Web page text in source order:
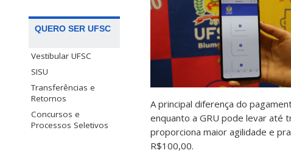
QUERO SER UFSC
Vestibular UFSC
SISU
Transferências e
Retornos
Concursos e
Processos Seletivos
A principal diferença do
enquanto a GRU pode levar até
proporciona maior agilidade e
R$100,00.